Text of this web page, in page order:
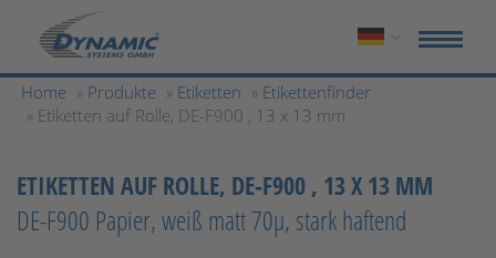
Home » Produkte » Etiketten » Etikettenfinder
» Etiketten auf Rolle, DE-F900 , 13 x 13 mm
ETIKETTEN AUF ROLLE, DE-F900 , 13 X 13 MM
DE-F900 Papier, weiß matt 70µ, stark haftend